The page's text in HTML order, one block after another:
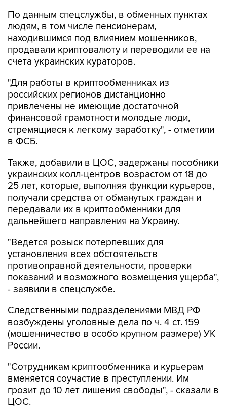
По данным спецслужбы, в обменных пунктах
людям, в том числе пенсионерам,
находившимся под влиянием мошенников,
продавали криптовалюту и переводили ее на
счета украинских кураторов.
"Для работы в криптообменниках из
российских регионов дистанционно
привлечены не имеющие достаточной
финансовой грамотности молодые люди,
стремящиеся к легкому заработку", - отметили
в ФСБ.
Также, добавили в ЦОС, задержаны пособники
украинских колл-центров возрастом от 18 до
25 лет, которые, выполняя функции курьеров,
получали средства от обманутых граждан и
передавали их в криптообменники для
дальнейшего направления на Украину.
"Ведется розыск потерпевших для
установления всех обстоятельств
противоправной деятельности, проверки
показаний и возможного возмещения ущерба",
- заявили в спецслужбе.
Следственными подразделениями МВД РФ
возбуждены уголовные дела по ч. 4 ст. 159
(мошенничество в особо крупном размере) УК
России.
"Сотрудникам криптообменника и курьерам
вменяется соучастие в преступлении. Им
грозит до 10 лет лишения свободы", - сказали в
ЦОС.